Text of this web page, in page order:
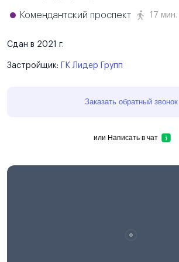
Комендантский проспект 17 мин.
Сдан в 2021 г.
Застройщик: ГК Лидер Групп
Заказать обратный звонок
или Написать в чат